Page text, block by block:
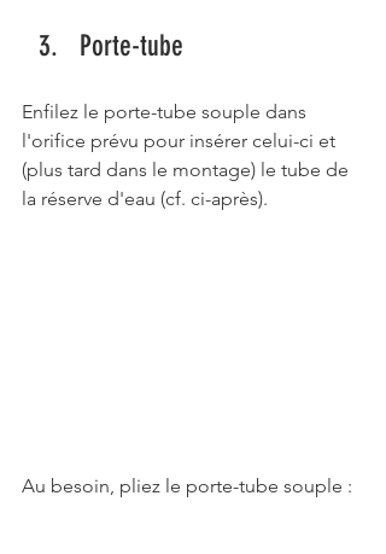
Porte-tube
Enfilez le porte-tube souple dans
l'orifice prévu pour insérer celui-ci et
(plus tard dans le montage) le tube de
la réserve d'eau (cf. ci-après).
Au besoin, pliez le porte-tube souple :